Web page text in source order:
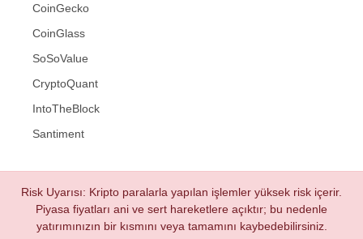
CoinGecko
CoinGlass
SoSoValue
CryptoQuant
IntoTheBlock
Santiment
Risk Uyarısı: Kripto paralarla yapılan işlemler yüksek risk içerir.
Piyasa fiyatları ani ve sert hareketlere açıktır; bu nedenle
yatırımınızın bir kısmını veya tamamını kaybedebilirsiniz.